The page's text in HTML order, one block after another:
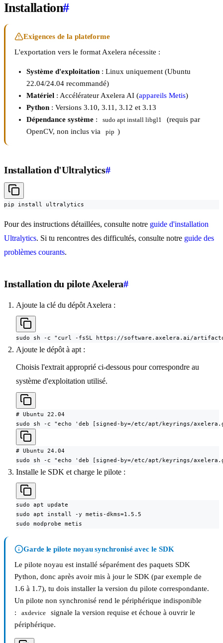
Installation#
Exigences de la plateforme
L'exportation vers le format Axelera nécessite :
Système d'exploitation : Linux uniquement (Ubuntu
22.04/24.04 recommandé)
Matériel : Accélérateur Axelera AI (appareils Metis)
Python : Versions 3.10, 3.11, 3.12 et 3.13
Dépendance système : sudo apt install libgl1
(requis par
OpenCV, non inclus via
pip )
Installation d'Ultralytics#
pip install ultralytics
Pour des instructions détaillées, consulte notre guide d'installation
Ultralytics. Si tu rencontres des difficultés, consulte notre guide des
problèmes courants.
Installation du pilote Axelera#
Ajoute la clé du dépôt Axelera :
sudo sh -c "curl -fsSL https://software.axelera.ai/
Ajoute le dépôt à apt :
Choisis l'extrait approprié ci-dessous pour correspondre au
système d'exploitation utilisé.
# Ubuntu 22.04
sudo sh -c "echo 'deb [signed-by=/etc/apt/keyrings/
# Ubuntu 24.04
sudo sh -c "echo 'deb [signed-by=/etc/apt/keyrings/
Installe le SDK et charge le pilote :
sudo apt update
sudo apt install -y metis-dkms=1.5.5
sudo modprobe metis
Garde le pilote noyau synchronisé avec le SDK
Le pilote noyau est installé séparément des paquets SDK
Python, donc après avoir mis à jour le SDK (par exemple de
1.6 à 1.7), tu dois installer la version du pilote correspondante.
Un pilote non synchronisé rend le périphérique indisponible
:
axdevice
signale la version requise et échoue à ouvrir le
périphérique.